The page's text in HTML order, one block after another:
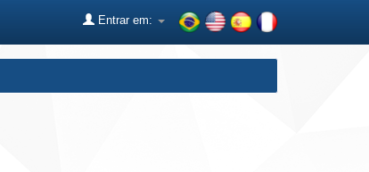
Entrar em: